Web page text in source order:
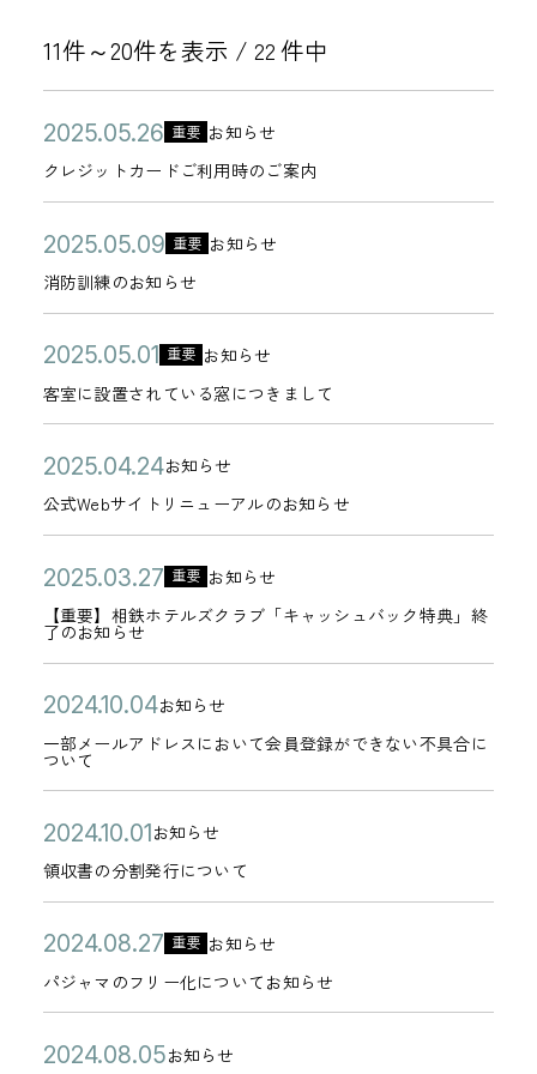
11件～20件を表示 / 22件中
クレジットカードご利用時のご案内
公
開
日
2
0
2
5
年
5
2
日
カ
テ
リ
ー
重要 お知らせ
ク
レ
ジ
ッ
ト
カ
ー
ド
ご
用
時
ご
案
消防訓練のお知らせ
公
開
日
2
0
2
5
年
5
0
日
カ
テ
リ
ー
重要 お知らせ
消
防
訓
練
の
お
知
ら
せ
客室に設置されている窓につきまして
公
開
日
2
0
2
5
年
5
月
0
1
日
カ
テ
リ
ー
重要 お知らせ
客
室
に
設
置
さ
れ
て
い
る
窓
に
つ
ま
し
て
公式Webサイトリニューアルのお知らせ
公
開
日
2
0
2
5
年
0
4
月
2
カ
テ
リ
ー
お知らせ
公
式
W
e
b
サ
イ
ト
リ
ニ
ー
ア
の
お
知
ら
【重要】相鉄ホテルズクラブ「キャッシュバック特典」終
了のお知らせ
公
開
日
2
0
2
年
0
3
月
7
カ
テ
ゴ
リ
ー
重要 お知らせ
【
重
要
相
鉄
ホ
テ
ル
ズ
ラ
ブ
キ
一部メールアドレスにおいて会員登録ができない不具合に
ついて
公
開
日
2
0
2
年
1
0
月
0
4
日
カ
テ
ゴ
リ
ー
お知らせ
一
部
メ
ル
ア
ド
レ
ス
に
お
領収書の分割発行について
公
開
日
2
0
2
4
年
1
0
カ
テ
リ
ー
お知らせ
領
収
書
の
分
割
発
パジャマのフリー化についてお知らせ
公
開
日
2
0
2
4
カ
テ
リ
重要 お知らせ
パ
ジ
ャ
マ
公
2
お知らせ
【